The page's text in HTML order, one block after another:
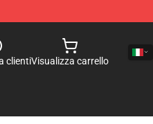
clientiVisualizza carrello